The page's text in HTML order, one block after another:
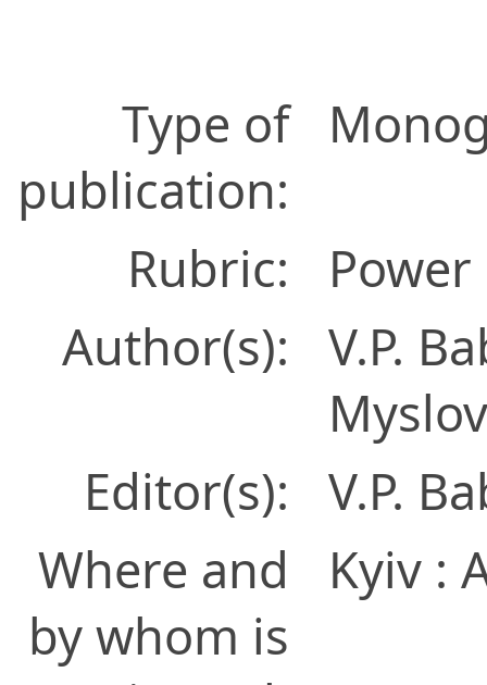
Type of
publication:
Rubric:
Author(s):
V.P.
Editor(s):
V.P.
Where and
by whom is
Kyiv :